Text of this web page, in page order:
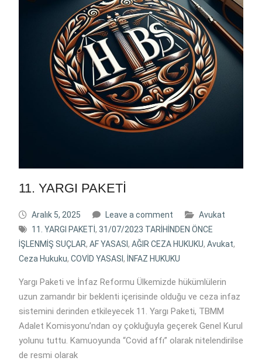
11. YARGI PAKETİ
Aralık 5, 2025 Leave a comment
Avukat
11. YARGI PAKETİ , 31/07/2023 TARİHİNDEN ÖNCE
İŞLENMİŞ SUÇLAR, AF YASASI , AĞIR CEZA HUKUKU, Avukat,
Ceza Hukuku, COVİD YASASI , İNFAZ HUKUKU
Yargı Paketi ve İnfaz Reformu Ülkemizde hükümlülerin
uzun zamandır bir beklenti içerisinde olduğu ve ceza infaz
sistemini derinden etkileyecek 11. Yargı Paketi, TBMM
Adalet Komisyonu’ndan oy çokluğuyla geçerek Genel Kurul
yolunu tuttu. Kamuoyunda “Covid affı” olarak nitelendirilse
de resmi olarak